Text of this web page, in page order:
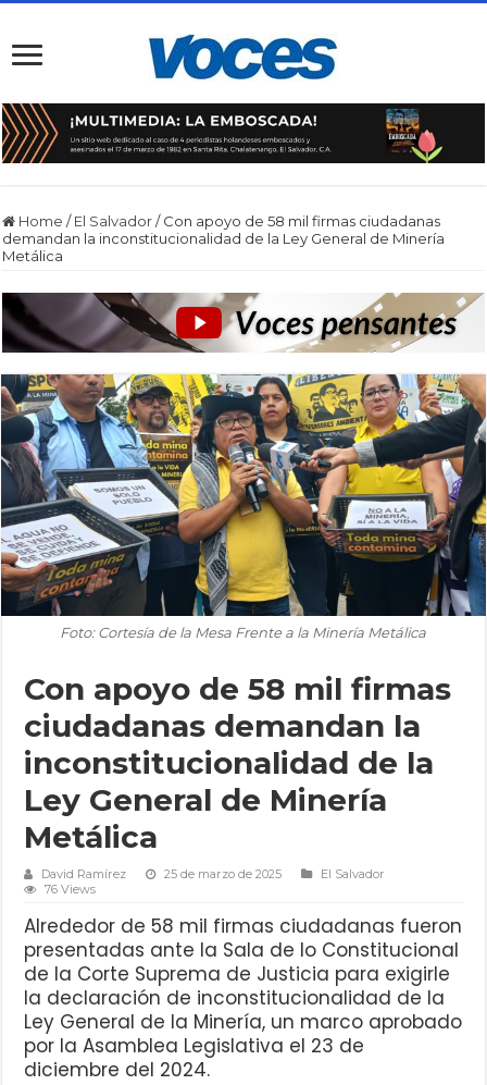
Home / El Salvador / Con apoyo de 58 mil firmas ciudadanas
demandan la inconstitucionalidad de la Ley General de Minería
Metálica
Foto: Cortesía de la Mesa Frente a la Minería Metálica
Con apoyo de 58 mil firmas
ciudadanas demandan la
inconstitucionalidad de la
Ley General de Minería
Metálica
David Ramírez 25 de marzo de 2025
El Salvador
76 Views
Alrededor de 58 mil firmas ciudadanas fueron
presentadas ante la Sala de lo Constitucional
de la Corte Suprema de Justicia para exigirle
la declaración de inconstitucionalidad de la
Ley General de la Minería, un marco aprobado
por la Asamblea Legislativa el 23 de
diciembre del 2024.